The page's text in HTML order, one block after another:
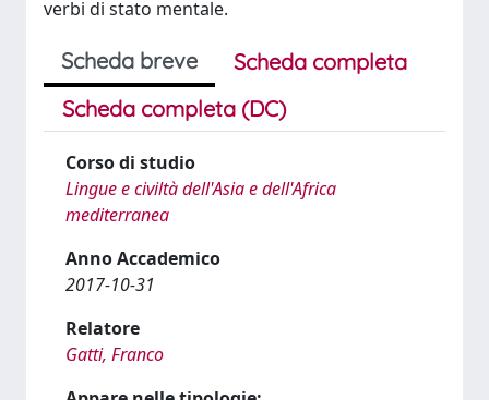
verbi di stato mentale.
Scheda breve
Scheda completa
Scheda completa (DC)
Corso di studio
Lingue e civiltà dell'Asia e dell'Africa
mediterranea
Anno Accademico
2017-10-31
Relatore
Gatti, Franco